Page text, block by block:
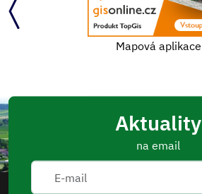
Mapová aplikace
Aktuality
na email